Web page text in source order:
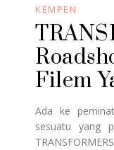
KEMPEN
Filem
Ada ke
sesuatu yang